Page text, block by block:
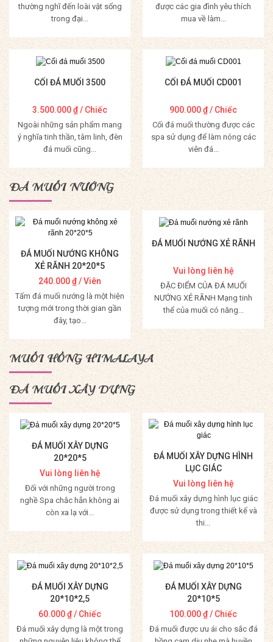
thường nghĩ đến loài vật sống
trong đại...
Mua Hàng
được các gia đình yêu thích
mua về làm...
Mua Hàng
CỐI ĐÁ MUỐI 3500
3.500.000₫/ Chiếc
Ngoài những sản phẩm mang
ý nghĩa tinh thần, tâm linh, đèn
đá muối cũng...
Mua Hàng
CỐI ĐÁ MUỐI CD001
900.000₫/ Chiếc
Cối đá muối thường được các
spa sử dụng để làm nóng các
viên đá...
Mua Hàng
ĐÁ MUỐI NƯỚNG
ĐÁ MUỐI NƯỚNG KHÔNG
XẺ RÃNH 20*20*5
240.000₫/ Viên
Tấm đá muối nướng là một hiện
tượng mới trong thời gian gần
đây, tạo...
Mua Hàng
ĐÁ MUỐI NƯỚNG XẺ RÃNH
Vui lòng liên hệ
ĐẶC ĐIỂM CỦA ĐÁ MUỐI
NƯỚNG XẺ RÃNH Mạng tinh
thể của muối có năng...
Mua Hàng
MUỐI HỒNG HIMALAYA
ĐÁ MUỐI XÂY DỰNG
ĐÁ MUỐI XÂY DỰNG
20*20*5
Vui lòng liên hệ
Đối với những người trong
nghề Spa chắc hẳn không ai
còn xa lạ với...
Mua Hàng
ĐÁ MUỐI XÂY DỰNG HÌNH
LỤC GIÁC
Vui lòng liên hệ
Đá muối xây dựng hình lục giác
được sử dụng trong thiết kế và
thi...
Mua Hàng
ĐÁ MUỐI XÂY DỰNG
20*10*2,5
60.000₫/ Chiếc
Đá muối xây dựng là một trong
ĐÁ MUỐI XÂY DỰNG
20*10*5
100.000₫/ Chiếc
Đá muối được ưu ái cho sắc đá